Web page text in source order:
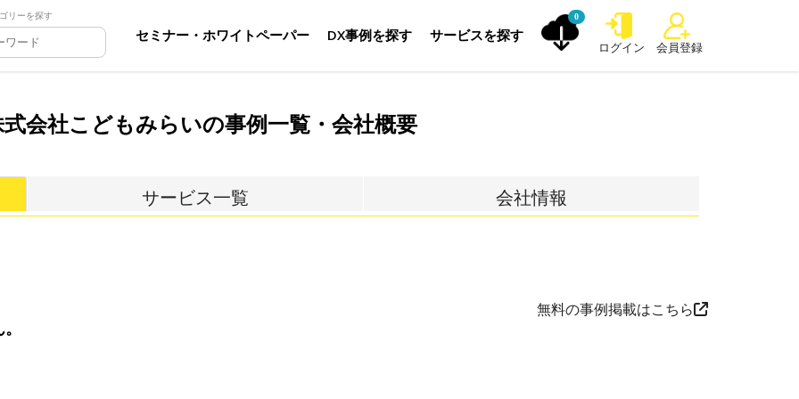
リーを探す
セミナー・ホワイトペーパー DX事例を探す サービスを探す
0
ログイン 会員登録
式会社こどもみらいの事例一覧・会社概要
サービス一覧 会社情報
無料の事例掲載はこちら